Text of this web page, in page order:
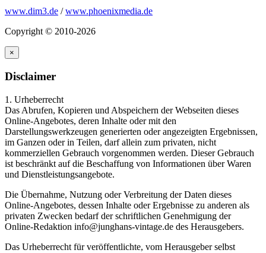
www.dim3.de /www.phoenixmedia.de
Copyright © 2010-2026
×
Disclaimer
1. Urheberrecht
Das Abrufen, Kopieren und Abspeichern der Webseiten dieses
Online-Angebotes, deren Inhalte oder mit den
Darstellungswerkzeugen generierten oder angezeigten Ergebnissen,
im Ganzen oder in Teilen, darf allein zum privaten, nicht
kommerziellen Gebrauch vorgenommen werden. Dieser Gebrauch
ist beschränkt auf die Beschaffung von Informationen über Waren
und Dienstleistungsangebote.
Die Übernahme, Nutzung oder Verbreitung der Daten dieses
Online-Angebotes, dessen Inhalte oder Ergebnisse zu anderen als
privaten Zwecken bedarf der schriftlichen Genehmigung der
Online-Redaktion info@junghans-vintage.de des Herausgebers.
Das Urheberrecht für veröffentlichte, vom Herausgeber selbst